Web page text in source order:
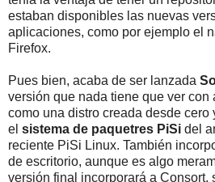
estaban disponibles las nuevas
aplicaciones, como por ejemplo el
Firefox.
Pues bien, acaba de ser lanzada
versión que nada tiene que ver con
como una distro creada desde cero
el sistema de paquetres PiSi del
reciente PiSi Linux. También
de escritorio, aunque es algo
versión final incorporará a Consort,